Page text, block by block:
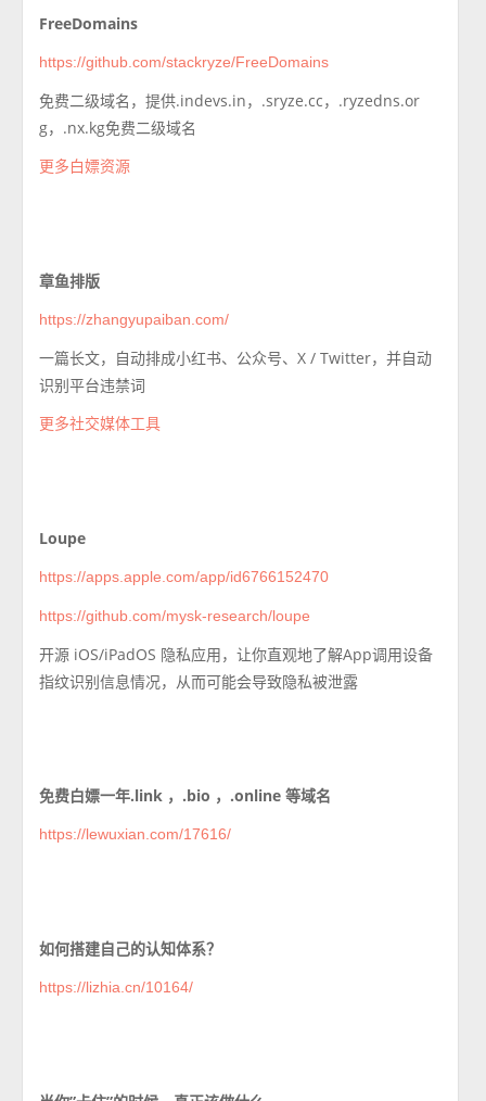
FreeDomains
https://github.com/stackryze/FreeDomains
免费二级域名，提供.indevs.in，.sryze.cc，.ryzedns.or
g，.nx.kg免费二级域名
更多白嫖资源
章鱼排版
https://zhangyupaiban.com/
一篇长文，自动排成小红书、公众号、X / Twitter，并自动
识别平台违禁词
更多社交媒体工具
Loupe
https://apps.apple.com/app/id6766152470
https://github.com/mysk-research/loupe
开源 iOS/iPadOS 隐私应用，让你直观地了解App调用设备
指纹识别信息情况，从而可能会导致隐私被泄露
免费白嫖一年.link ，.bio ，.online 等域名
https://lewuxian.com/17616/
如何搭建自己的认知体系？
https://lizhia.cn/10164/